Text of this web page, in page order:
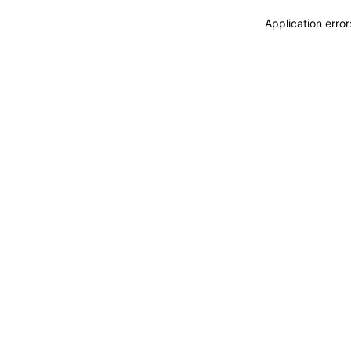
Application